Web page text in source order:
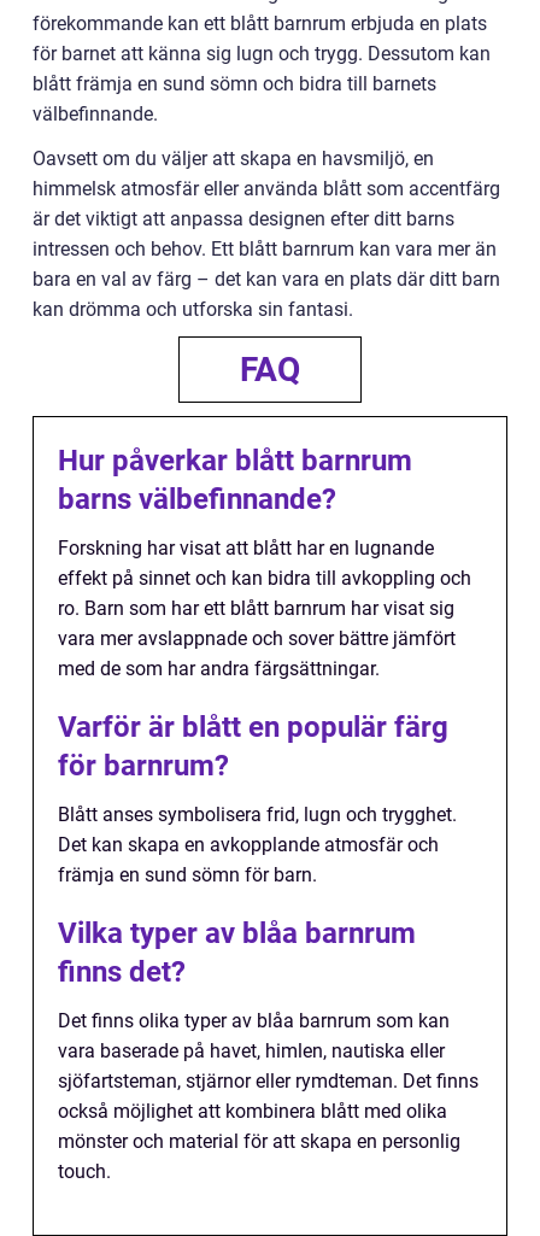
förekommande kan ett blått barnrum erbjuda en plats
för barnet att känna sig lugn och trygg. Dessutom kan
blått främja en sund sömn och bidra till barnets
välbefinnande.
Oavsett om du väljer att skapa en havsmiljö, en
himmelsk atmosfär eller använda blått som accentfärg
är det viktigt att anpassa designen efter ditt barns
intressen och behov. Ett blått barnrum kan vara mer än
bara en val av färg – det kan vara en plats där ditt barn
kan drömma och utforska sin fantasi.
FAQ
Hur påverkar blått barnrum
barns välbefinnande?
Forskning har visat att blått har en lugnande
effekt på sinnet och kan bidra till avkoppling och
ro. Barn som har ett blått barnrum har visat sig
vara mer avslappnade och sover bättre jämfört
med de som har andra färgsättningar.
Varför är blått en populär färg
för barnrum?
Blått anses symbolisera frid, lugn och trygghet.
Det kan skapa en avkopplande atmosfär och
främja en sund sömn för barn.
Vilka typer av blåa barnrum
finns det?
Det finns olika typer av blåa barnrum som kan
vara baserade på havet, himlen, nautiska eller
sjöfartsteman, stjärnor eller rymdteman. Det finns
också möjlighet att kombinera blått med olika
mönster och material för att skapa en personlig
touch.